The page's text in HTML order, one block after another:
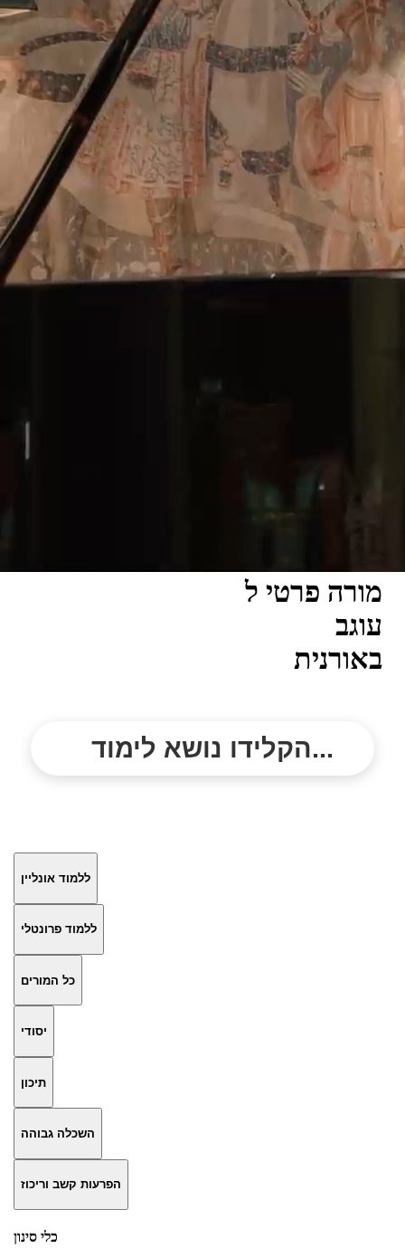
מורה פרטי ל
עוגב
באורנית
הקלידו נושא לימוד...
ללמוד אונליין
ללמוד פרונטלי
כל המורים
יסודי
תיכון
השכלה גבוהה
הפרעות קשב וריכוז
כלי סינון